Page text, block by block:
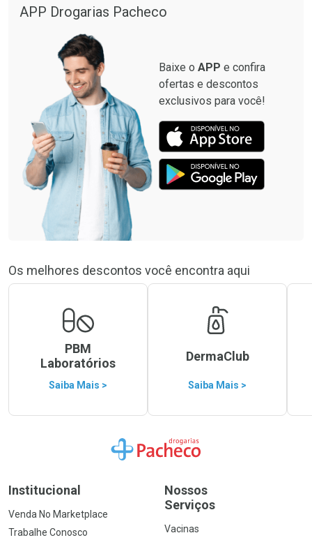
APP Drogarias Pacheco
Baixe o APP e confira
ofertas e descontos
exclusivos para você!
Os melhores descontos você encontra aqui
PBM
Laboratórios
Saiba Mais >
DermaClub
Saiba Mais >
Ir para a Home
Institucional
Venda No Marketplace
Trabalhe Conosco
Nossos
Serviços
Vacinas